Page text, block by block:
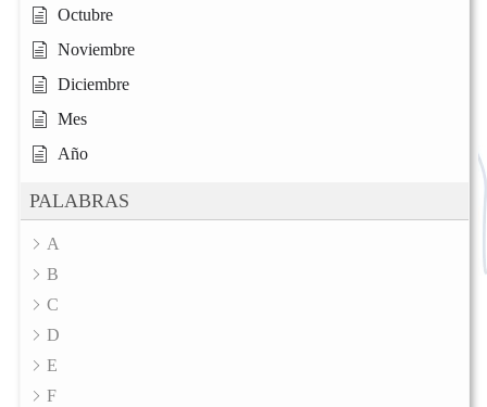
Octubre
Noviembre
Diciembre
Mes
Año
PALABRAS
A
B
C
D
E
F